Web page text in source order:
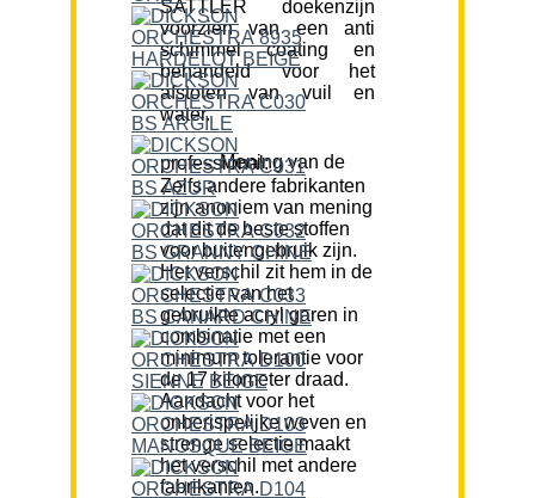
SATTLER doekenzijn
voorzien van een anti
schimmel coating en
behandeld voor het
afstoten van vuil en
water.
Mening van de professional:
Zelfs andere fabrikanten
zijn anoniem van mening
dat dit de beste stoffen
voor buitengebruik zijn.
Het verschil zit hem in de
selectie van het
gebruikte acryl garen in
combinatie met een
minimum tolerantie voor
de 17 kilometer draad.
Aandacht voor het
onberispelijke weven en
strenge selectie maakt
het verschil met andere
fabrikanten.